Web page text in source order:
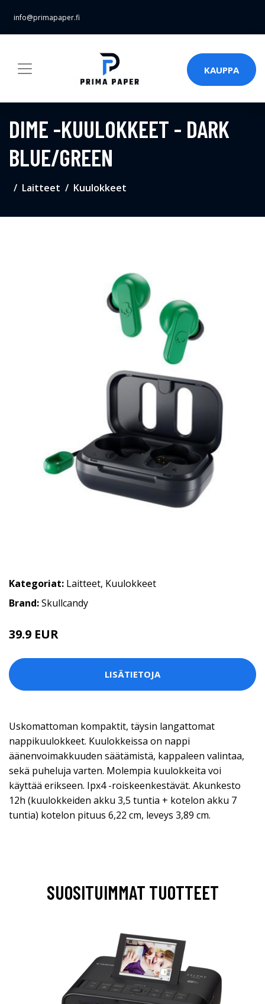
info@primapaper.fi
KAUPPA
DIME -KUULOKKEET - DARK
BLUE/GREEN
Laitteet Kuulokkeet
Kategoriat: Laitteet, Kuulokkeet
Brand:Skullcandy
39.9 EUR
LISÄTIETOJA
Uskomattoman kompaktit, täysin langattomat
nappikuulokkeet. Kuulokkeissa on nappi
äänenvoimakkuuden säätämistä, kappaleen valintaa,
sekä puheluja varten. Molempia kuulokkeita voi
käyttää erikseen. Ipx4 -roiskeenkestävät. Akunkesto
12h (kuulokkeiden akku 3,5 tuntia + kotelon akku 7
tuntia) kotelon pituus 6,22 cm, leveys 3,89 cm.
SUOSITUIMMAT TUOTTEET